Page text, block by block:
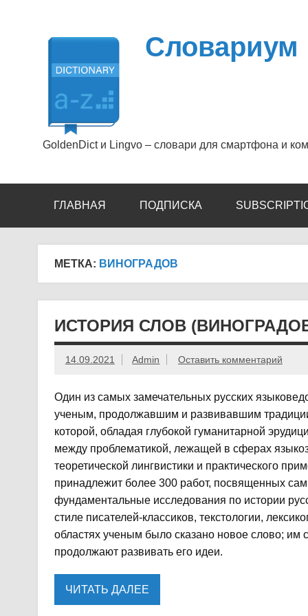
Словариум
GoldenDict и Lingvo – словари для смартфона и
ГЛАВНАЯ ПОДПИСКА
МЕТКА: ВИНОГРАДОВ
ИСТОРИЯ СЛОВ
14.09.2021 Admin Оставить комментарий
Один из самых замечательных русских
ученым, продолжавшим и развивавшим
которой, обладая глубокой гуманитарной
между проблематикой, лежащей в сферах
теоретической лингвистики и практического
принадлежит более 300 работ, посвященных
фундаментальные исследования по истории
стиле писателей-классиков, текстологии,
областях ученым было сказано новое слово; им
продолжают развивать его идеи.
ЧИТАТЬ ДАЛЕЕ